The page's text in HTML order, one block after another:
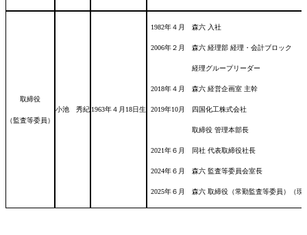
取締役
（監査等委員）
小池 秀紀 1963年４月18日生
1982年４月 森六 入社
2006年２月 森六 経理部 経理・会計ブロック
経理グループリーダー
2018年４月 森六 経営企画室 主幹
2019年10月 四国化工株式会社
取締役 管理本部長
2021年６月 同社 代表取締役社長
2024年６月 森六 監査等委員会室長
2025年６月 森六 取締役（常勤監査等委員）（現